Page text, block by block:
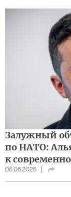
Залужный
по НАТО:
к
06.08.2026